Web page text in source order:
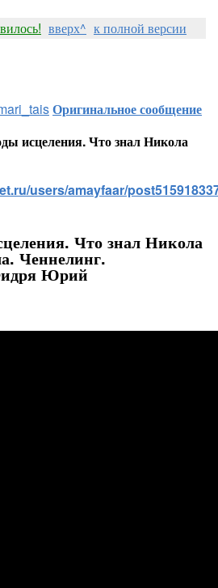
вверх^ к полной версии
Оригинальное сообщение
исцеления. Что знал Никола
users/amayfaar/
Что знал Никола
Ченнелинг.
Юрий